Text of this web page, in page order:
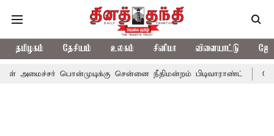
தமிழகம் தேசியம் உலகம் சினிமா விளையாட்டு
பொன்முடிக்கு சென்னை நீதிமன்றம் பிடிவாராண்ட் தொலைநோக்கு